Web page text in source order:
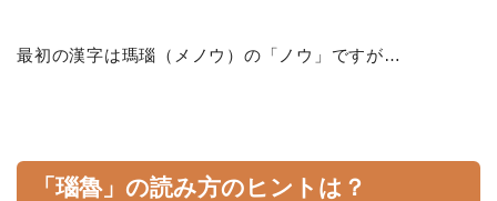
最初の漢字は瑪瑙（メノウ）の「ノウ」ですが…
「瑙魯」の読み方のヒントは？